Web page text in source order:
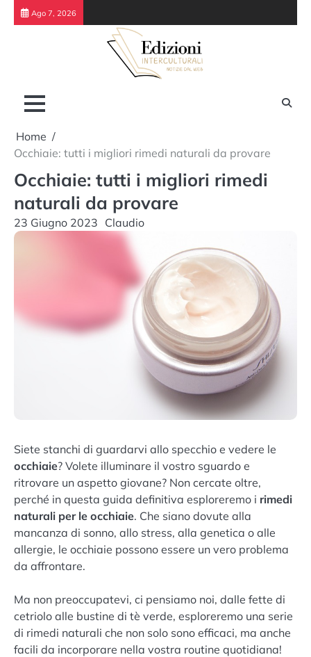
Skip
Ago 7, 2026
Home
Occhiaie: tutti i migliori rimedi naturali da provare
Occhiaie: tutti i migliori rimedi
naturali da provare
23 Giugno 2023 Claudio
Siete stanchi di guardarvi allo specchio e vedere le
occhiaie? Volete illuminare il vostro sguardo e
ritrovare un aspetto giovane? Non cercate oltre,
perché in questa guida definitiva esploreremo i rimedi
naturali per le occhiaie. Che siano dovute alla
mancanza di sonno, allo stress, alla genetica o alle
allergie, le occhiaie possono essere un vero problema
da affrontare.
Ma non preoccupatevi, ci pensiamo noi, dalle fette di
cetriolo alle bustine di tè verde, esploreremo una serie
di rimedi naturali che non solo sono efficaci, ma anche
facili da incorporare nella vostra routine quotidiana!